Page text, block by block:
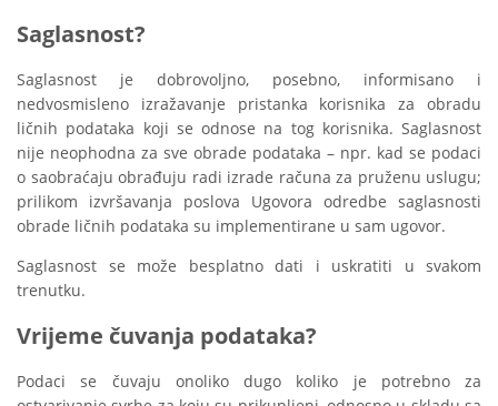
Saglasnost?
Saglasnost je dobrovoljno, posebno, informisano i
nedvosmisleno izražavanje pristanka korisnika za obradu
ličnih podataka koji se odnose na tog korisnika. Saglasnost
nije neophodna za sve obrade podataka – npr. kad se podaci
o saobraćaju obrađuju radi izrade računa za pruženu uslugu;
prilikom izvršavanja poslova Ugovora odredbe saglasnosti
obrade ličnih podataka su implementirane u sam ugovor.
Saglasnost se može besplatno dati i uskratiti u svakom
trenutku.
Vrijeme čuvanja podataka?
Podaci se čuvaju onoliko dugo koliko je potrebno za